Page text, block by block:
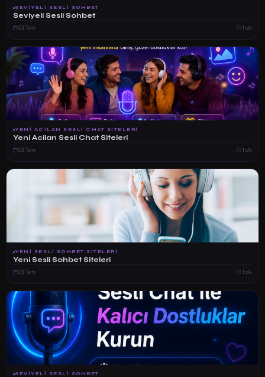
SEVIYELI SESLI SOHBET
Seviyeli Sesli Sohbet
03 Tem 1 dk
YENI ACILAN SESLI CHAT SITELERI
Yeni Acilan Sesli Chat Siteleri
03 Tem 1 dk
YENI SESLI SOHBET SITELERI
Yeni Sesli Sohbet Siteleri
03 Tem 1 dk
SEVIYELI SESLI SOHBET